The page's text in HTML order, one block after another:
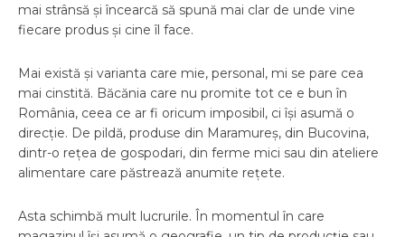
mai strânsă și încearcă să spună mai clar de unde vine
fiecare produs și cine îl face.
Mai există și varianta care mie, personal, mi se pare cea
mai cinstită. Băcănia care nu promite tot ce e bun în
România, ceea ce ar fi oricum imposibil, ci își asumă o
direcție. De pildă, produse din Maramureș, din Bucovina,
dintr-o rețea de gospodari, din ferme mici sau din ateliere
alimentare care păstrează anumite rețete.
Asta schimbă mult lucrurile. În momentul în care